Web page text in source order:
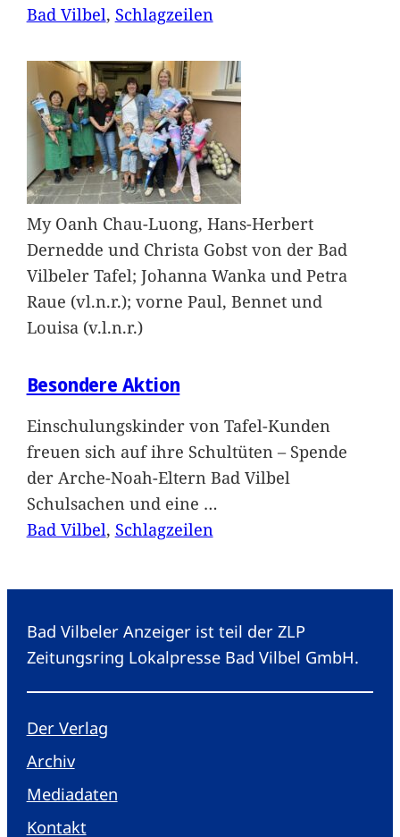
Bad Vilbel, Schlagzeilen
My Oanh Chau-Luong, Hans-Herbert
Dernedde und Christa Gobst von der Bad
Vilbeler Tafel; Johanna Wanka und Petra
Raue (vl.n.r.); vorne Paul, Bennet und
Louisa (v.l.n.r.)
Besondere Aktion
Einschulungskinder von Tafel-Kunden
freuen sich auf ihre Schultüten – Spende
der Arche-Noah-Eltern Bad Vilbel
Schulsachen und eine …
Bad Vilbel, Schlagzeilen
Bad Vilbeler Anzeiger ist teil der ZLP
Zeitungsring Lokalpresse Bad Vilbel GmbH.
Der Verlag
Archiv
Mediadaten
Kontakt